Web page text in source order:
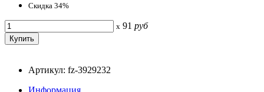
Скидка 34%
x 91 руб
Артикул: fz-3929232
Информация